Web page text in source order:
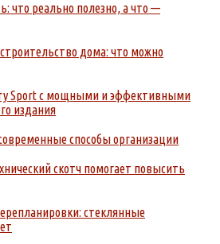
что реально полезно, а что —
дома: что можно
Sport с мощными и эффективными
издания
способы организации
скотч помогает повысить
стеклянные